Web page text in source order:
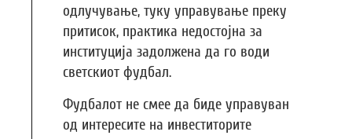
одлучување, туку управување преку
притисок, практика недостојна за
институција задолжена да го води
светскиот фудбал.
Фудбалот не смее да биде управуван
од интересите на инвеститорите